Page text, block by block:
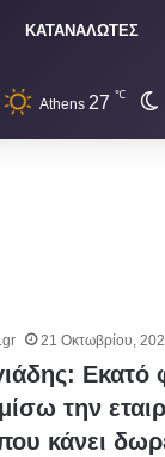
ΚΑΤΑΝΑΛΩΤΕΣ
Athens 27 ℃
21 Οκτωβρίου,
Εκατό
την
κάνει